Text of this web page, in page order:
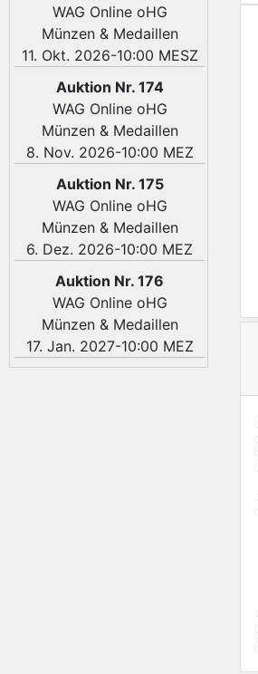
WAG Online oHG
Münzen & Medaillen
11. Okt. 2026-10:00 MESZ
Auktion Nr. 174
WAG Online oHG
Münzen & Medaillen
8. Nov. 2026-10:00 MEZ
Auktion Nr. 175
WAG Online oHG
Münzen & Medaillen
6. Dez. 2026-10:00 MEZ
Auktion Nr. 176
WAG Online oHG
Münzen & Medaillen
17. Jan. 2027-10:00 MEZ